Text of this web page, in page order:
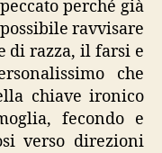
perché già
ravvisare
di razza, il farsi e
che
chiave ironico
fecondo e
verso direzioni